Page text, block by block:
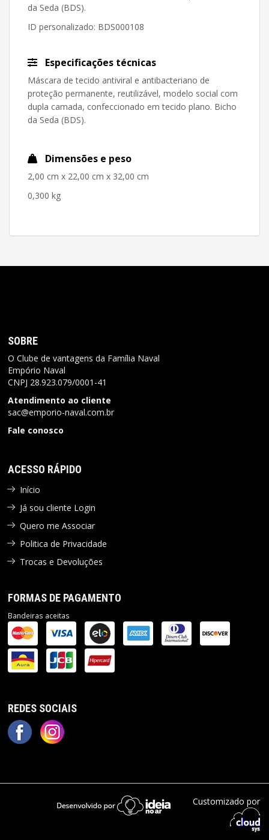
da Seda (BDS).
ID personalizado: BDS000108
Especificações técnicas
Máscara de tecido antiviral e antibacteriano de
proteção permanente, reutilizável, modelo social com
dupla camada, confeccionado em tecido plano. Bicho
da Seda (BDS).
Dimensões e peso
2,00 cm x 22,00 cm x 32,00 cm
0,300 kg
SOBRE
O Clube de vantagens da Família Naval
Empório Naval
CNPJ 28.923.079/0001-41
Atendimento ao cliente
sac@emporio-naval.com.br
Fale conosco
ACESSO RÁPIDO
Início
Já sou cliente Login
Quero me Associar
Politica de Privacidade
Trocas e Devoluções
FORMAS DE PAGAMENTO
Bandeiras aceitas
REDES SOCIAIS
Customizado por